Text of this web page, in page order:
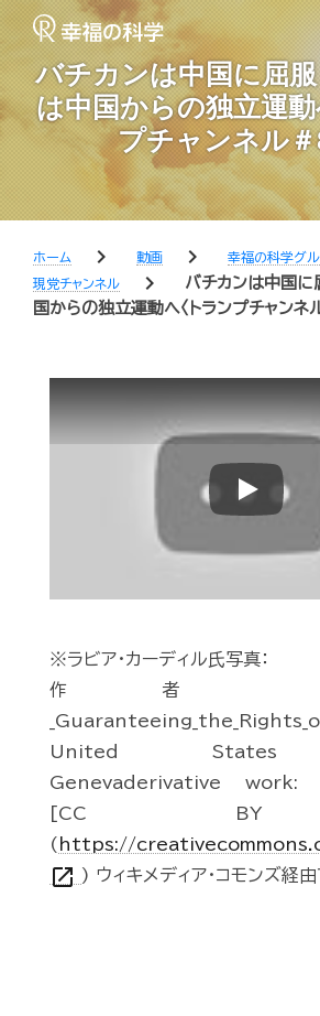
バチカンは中国に屈
は中国からの独立運
プチャンネル
ホーム chevron_right 動画 chevron_right 幸福の科学グ
現党チャンネル
chevron_right
バチカンは中国に
国からの独立運動へ〈トランプチャンネ
Play
※ラビア・カーディル氏写真：
作者
United States
Genevaderivative work:
[CC BY
( https://
open_in_new ) ウィキメディア・コモンズ経由